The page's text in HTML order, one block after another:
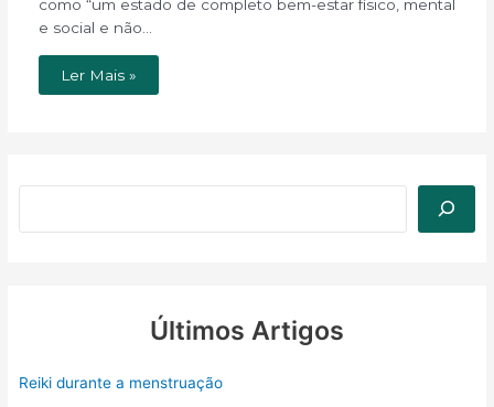
como “um estado de completo bem-estar físico, mental
e social e não…
Ler Mais »
Últimos Artigos
Reiki durante a menstruação